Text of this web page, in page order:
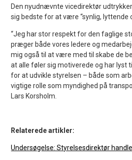
Den nyudnævnte vicedirektør
sig bedste for at være “synlig, lyttende
“Jeg har stor respekt for den faglige
præger både vores ledere og
mig også til at være med til skabe de
at alle føler sig motiverede og har lyst
for at udvikle styrelsen – både som
vigtige rolle som myndighed på
Lars Korsholm.
Relaterede artikler:
Undersøgelse: Styrelsesdirektør